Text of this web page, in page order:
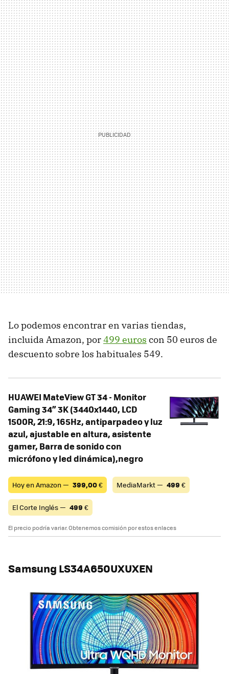
Lo podemos encontrar en varias tiendas,
incluida Amazon, por499 euros con 50 euros de
descuento sobre los habituales 549.
HUAWEI MateView GT 34 - Monitor
Gaming 34” 3K (3440x1440, LCD
1500R, 21:9, 165Hz, antiparpadeo y luz
azul, ajustable en altura, asistente
gamer, Barra de sonido con
micrófono y led dinámica),negro
Hoy en Amazon — 399,00€ MediaMarkt — 499 €
El Corte Inglés — 499 €
El precio podría variar. Obtenemos comisión por estos enlaces
Samsung LS34A650UXUXEN